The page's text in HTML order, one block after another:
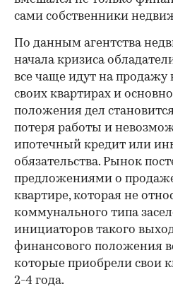
сами собственники
По данным агентства
начала кризиса
все чаще идут на продажу
своих квартирах и
положения дел
потеря работы и
ипотечный кредит или
обязательства. Рынок
предложениями о
квартире, которая не
коммунального типа
инициаторов такого
финансового положения
которые приобрели свои
2-4 года.